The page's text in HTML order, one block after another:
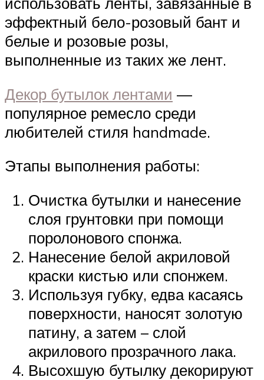
эффектный бело-розовый бант и
белые и розовые розы,
выполненные из таких же лент.
Декор бутылок лентами —
популярное ремесло среди
любителей стиля handmade.
Этапы выполнения работы:
Очистка бутылки и нанесение
слоя грунтовки при помощи
поролонового спонжа.
Нанесение белой акриловой
краски кистью или спонжем.
Используя губку, едва касаясь
поверхности, наносят золотую
патину, а затем – слой
акрилового прозрачного лака.
Высохшую бутылку декорируют